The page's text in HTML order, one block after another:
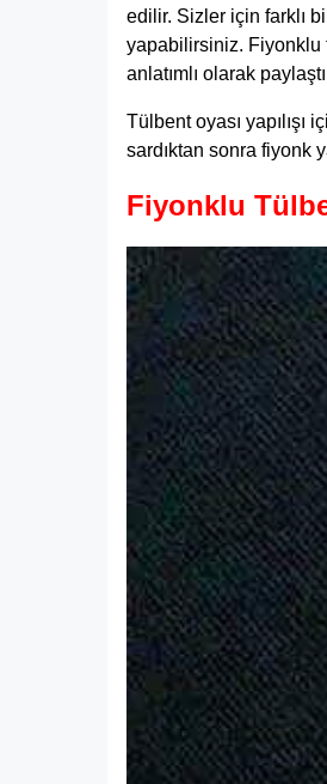
edilir. Sizler için farklı
yapabilirsiniz. Fiyonklu
anlatımlı olarak
Tülbent oyası
sardıktan sonra fiyonk
Fiyonklu